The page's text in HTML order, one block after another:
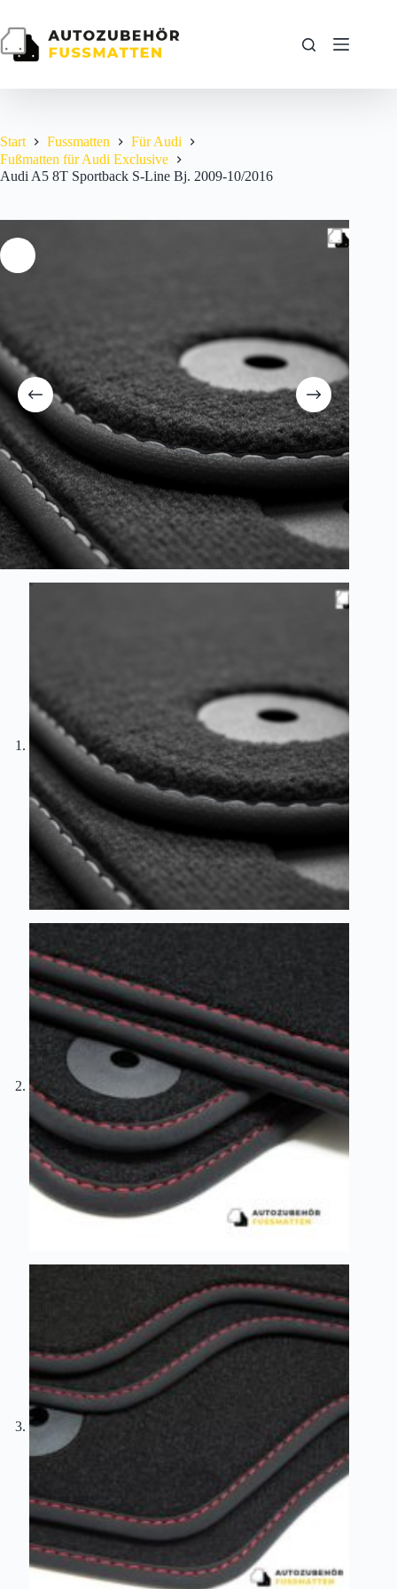
springen
Start Fussmatten
Für Audi
Fußmatten für Audi Exclusive
Audi A5 8T Sportback S-Line Bj. 2009-10/2016